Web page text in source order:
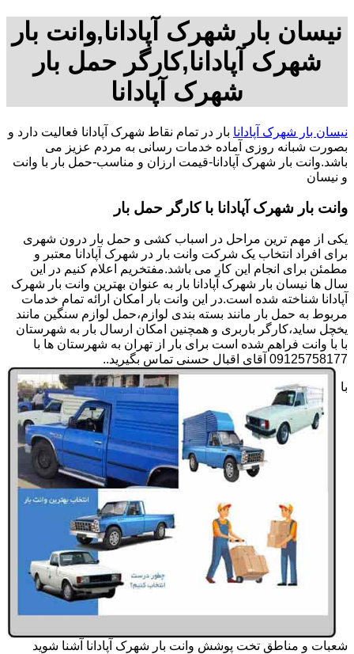
نیسان بار شهرک آپادانا,وانت بار
شهرک آپادانا,کارگر حمل بار
شهرک آپادانا
نیسان بار شهرک آپادانا بار در تمام نقاط شهرک آپادانا فعالیت دارد و
بصورت شبانه روزی آماده خدمات رسانی به مردم عزیز می
باشد.وانت بار شهرک آپادانا-قیمت ارزان و مناسب-حمل بار با وانت
و نیسان
وانت بار شهرک آپادانا با کارگر حمل بار
یکی از مهم ترین مراحل در اسباب کشی و حمل بار درون شهری
برای افراد انتخاب یک شرکت وانت بار در شهرک آپادانا معتبر و
مطمئن برای انجام این کار می باشد.مفتخریم اعلام کنیم در این
سال ها نیسان بار شهرک آپادانا بار به عنوان بهترین وانت بار شهرک
آپادانا شناخته شده است.در این وانت بار امکان ارائه تمام خدمات
مربوط به حمل بار مانند بسته بندی لوازم،حمل لوازم سنگین مانند
یخچل ساید،کارگر باربری و همچنین امکان ارسال بار به شهرستان
با با وانت فراهم شده است برای بار از تهران به شهرستان ها با
09125758177 آقای اقبال حسنی تماس بگیرید..
با
شعبات و مناطق تخت پوشش وانت بار شهرک آپادانا آشنا شوید